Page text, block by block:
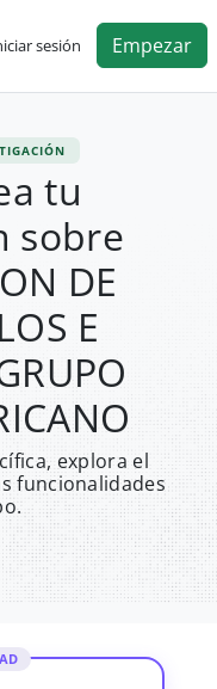
sesión Empezar
tu
sobre
DE
E
explora el
funcionalidades